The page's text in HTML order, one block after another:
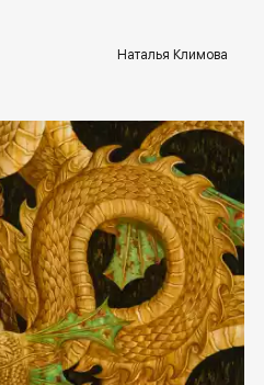
Наталья Климова